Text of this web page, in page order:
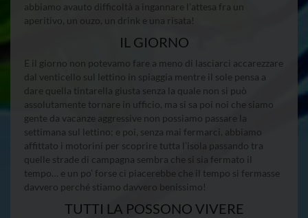
abbiamo avauto difficoltà a ingannare l’attesa fra un
aperitivo, un ouzo, un drink e una risata!
IL GIORNO
E il giorno non potevamo fare a meno di lasciarci accarezzare
dal venticello sul lettino in spiaggia mentre il sole pensa a
dare quella tintarella giusta senza la quale non si può
assolutamente tornare in ufficio, ma si sa poi noi che siamo
gente da vacanze aggressive non possiamo passare la
settimana sul lettino; e poi, senza mai fermarci, abbiamo
affittato i motorini per scoprire tutta l’isola passando tra
quelle strade di campagna sembra che si sia fermato il
tempo… e un po’ forse ci piacerebbe che il tempo si fermasse
davvero perché stiamo davvero benissimo!
TUTTI LA POSSONO VIVERE